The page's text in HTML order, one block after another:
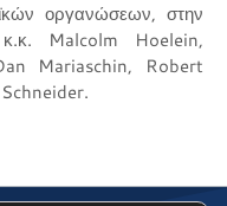
οργανώσεων, στην
κ.κ. Malcolm Hoelein,
Mariaschin, Robert